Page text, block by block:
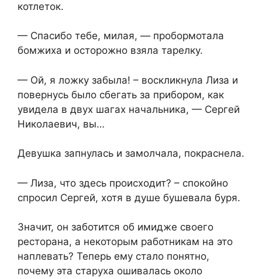
котлеток.
— Спасибо тебе, милая, — пробормотала
бомжиха и осторожно взяла тарелку.
— Ой, я ложку забыла! – воскликнула Лиза и
повернусь было сбегать за прибором, как
увидела в двух шагах начальника, — Сергей
Николаевич, вы…
Девушка запнулась и замолчала, покраснела.
— Лиза, что здесь происходит? – спокойно
спросил Сергей, хотя в душе бушевала буря.
Значит, он заботится об имидже своего
ресторана, а некоторым работникам на это
наплевать? Теперь ему стало понятно,
почему эта старуха ошивалась около